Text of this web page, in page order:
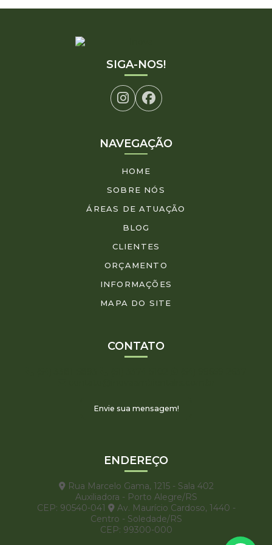
SIGA-NOS!
NAVEGAÇÃO
HOME
SOBRE NÓS
ÁREAS DE ATUAÇÃO
BLOG
CLIENTES
ORÇAMENTO
INFORMAÇÕES
MAPA DO SITE
CONTATO
Envie sua mensagem!
ENDEREÇO
Rua Marcelo Gama, 1215 - Sala 402
Auxiliadora - Porto Alegre/RS
CEP: 90540-041
Av. Maurício Cardoso, 1440 -
Centro - Soledade/RS
CEP: 99300-000